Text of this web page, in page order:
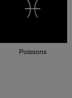
Poissons